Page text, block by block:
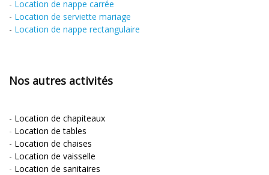
- Location de nappe carrée
- Location de serviette mariage
- Location de nappe rectangulaire
Nos autres activités
- Location de chapiteaux
- Location de tables
- Location de chaises
- Location de vaisselle
- Location de sanitaires